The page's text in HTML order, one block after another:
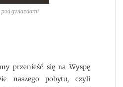
pod gwiazdami
przenieść się na Wyspę
naszego pobytu, czyli